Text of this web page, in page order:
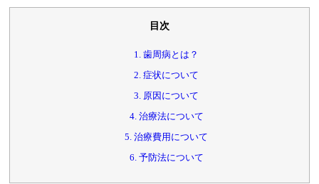
目次
1. 歯周病とは？
2. 症状について
3. 原因について
4. 治療法について
5. 治療費用について
6. 予防法について